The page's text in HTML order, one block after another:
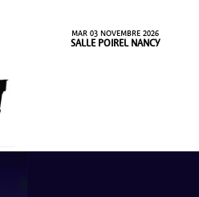
MAR 03 NOVEMBRE 2026
SALLE POIREL NANCY